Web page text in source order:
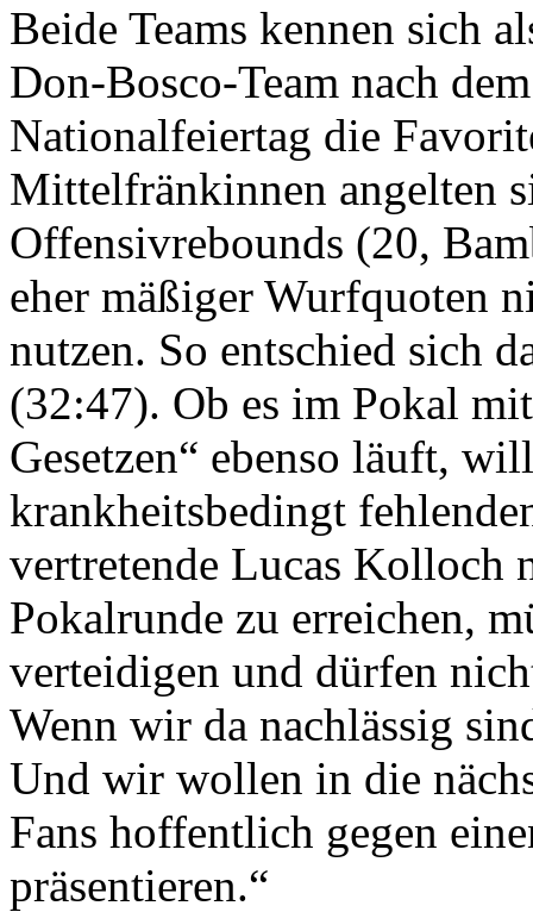
Beide Teams kennen sich
Don-Bosco-Team nach
Nationalfeiertag die
Mittelfränkinnen angelten
Offensivrebounds (20,
eher mäßiger Wurfquoten
nutzen. So entschied sich
(32:47). Ob es im Pokal
Gesetzen“ ebenso läuft,
krankheitsbedingt
vertretende Lucas Kolloch
Pokalrunde zu erreichen,
verteidigen und dürfen
Wenn wir da nachlässig
Und wir wollen in die
Fans hoffentlich gegen
präsentieren.“